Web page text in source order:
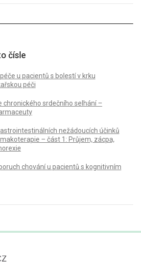
čísle
u pacientů s bolestí v krku
péči
chronického srdečního selhání –
nežádoucích účinků
– část 1: Průjem, zácpa,
chování u pacientů s kognitivním